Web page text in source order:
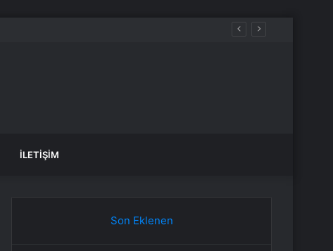
İLETIŞIM
Son Eklenen